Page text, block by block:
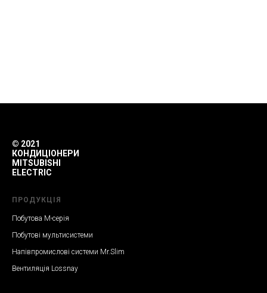
© 2021
КОНДИЦІОНЕРИ
MITSUBISHI
ELECTRIC
ПРОДУКЦІЯ
Побутова M-серія
Побутові мультисистеми
Напівпромислові системи Mr.Slim
Вентиляція Lossnay